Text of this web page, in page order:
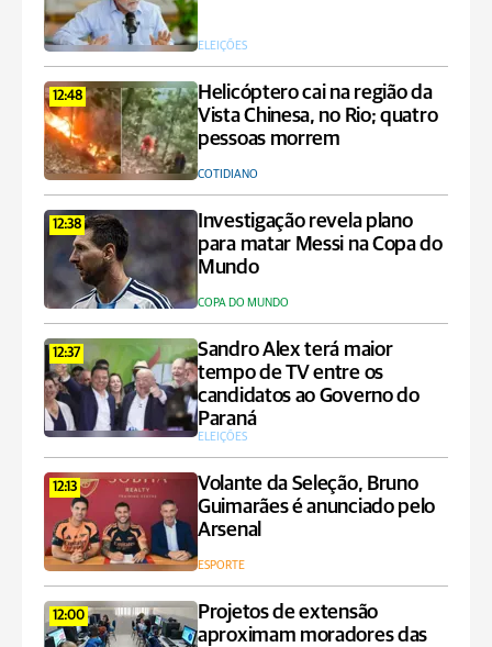
ELEIÇÕES
12:48
Helicóptero cai na região da
Vista Chinesa, no Rio; quatro
pessoas morrem
COTIDIANO
12:38
Investigação revela plano
para matar Messi na Copa do
Mundo
COPA DO MUNDO
12:37
Sandro Alex terá maior
tempo de TV entre os
candidatos ao Governo do
Paraná
ELEIÇÕES
12:13
Volante da Seleção, Bruno
Guimarães é anunciado pelo
Arsenal
ESPORTE
12:00
Projetos de extensão
aproximam moradores das